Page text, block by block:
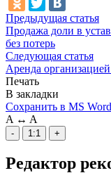
Предыдущая статья
Продажа доли в
без потерь
Следующая статья
Аренда
Печать
В закладки
Сохранить в MS Word
A ↔ A
- 1:1 +
Редактор